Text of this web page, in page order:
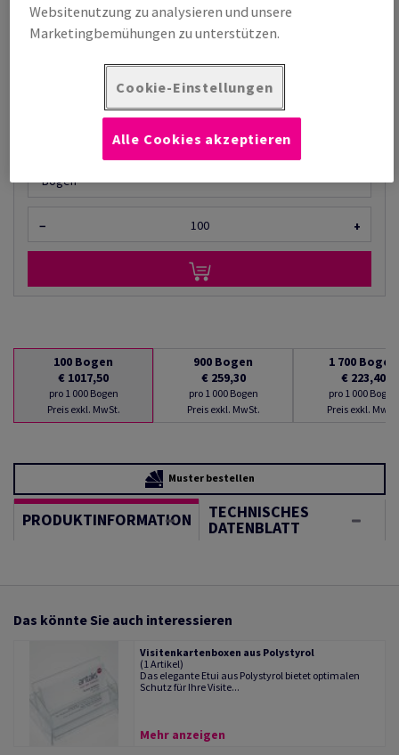
Listenpreis
€ 1 017,50 80,92% Rabatt
Bogen
− +
100 Bogen
€ 1017,50
pro 1 000 Bogen
Preis exkl. MwSt.
900 Bogen
€ 259,30
pro 1 000 Bogen
Preis exkl. MwSt.
1 700 Bogen
€ 223,40
pro 1 000 Bogen
Preis exkl. MwSt.
Muster bestellen
PRODUKTINFORMATION TECHNISCHES
DATENBLATT
Das könnte Sie auch interessieren
Visitenkartenboxen aus Polystyrol
(1 Artikel)
Das elegante Etui aus Polystyrol bietet optimalen
Schutz für Ihre Visite...
Mehr anzeigen
Websitenutzung zu analysieren und unsere
Marketingbemühungen zu unterstützen.
Cookie-Einstellungen
Alle Cookies akzeptieren